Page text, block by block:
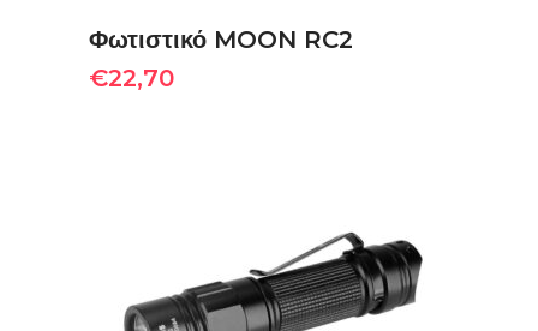
Φωτιστικό MOON RC2
€22,70
ΠΡΟΣΘΉΚΗ ΣΤΟ ΚΑΛΆΘΙ